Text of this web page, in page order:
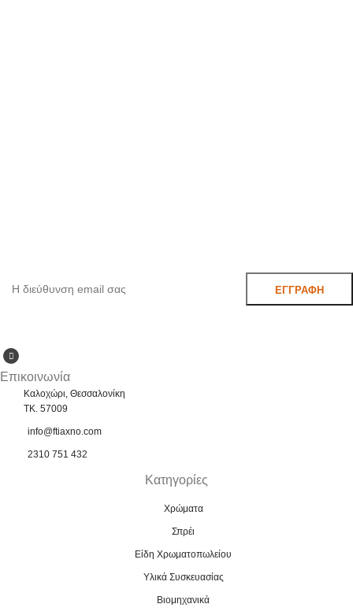
Επικοινωνία
Καλοχώρι, Θεσσαλονίκη
TK. 57009
info@ftiaxno.com
2310 751 432
Κατηγορίες
Χρώματα
Σπρέι
Είδη Χρωματοπωλείου
Υλικά Συσκευασίας
Βιομηχανικά